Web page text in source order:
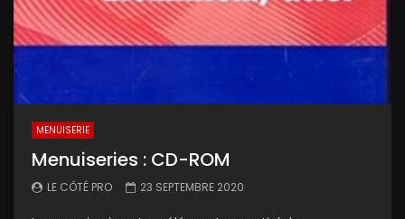
MENUISERIE
Menuiseries : CD-ROM
LE CÔTÉ PRO 23 SEPTEMBRE 2020